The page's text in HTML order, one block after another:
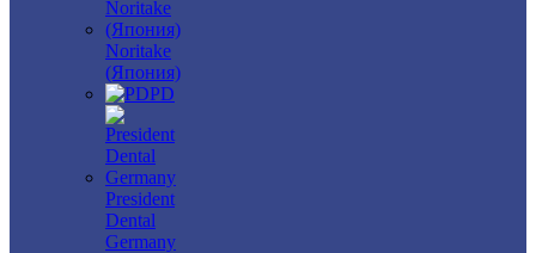
Noritake
(Япония)
PD
President
Dental
Germany